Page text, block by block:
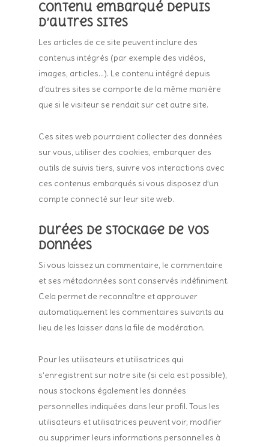
Contenu embarqué depuis
d’autres sites
Les articles de ce site peuvent inclure des
contenus intégrés (par exemple des vidéos,
images, articles…). Le contenu intégré depuis
d’autres sites se comporte de la même manière
que si le visiteur se rendait sur cet autre site.
Ces sites web pourraient collecter des données
sur vous, utiliser des cookies, embarquer des
outils de suivis tiers, suivre vos interactions avec
ces contenus embarqués si vous disposez d’un
compte connecté sur leur site web.
Durées de stockage de vos
données
Si vous laissez un commentaire, le commentaire
et ses métadonnées sont conservés indéfiniment.
Cela permet de reconnaître et approuver
automatiquement les commentaires suivants au
lieu de les laisser dans la file de modération.
Pour les utilisateurs et utilisatrices qui
s’enregistrent sur notre site (si cela est possible),
nous stockons également les données
personnelles indiquées dans leur profil. Tous les
utilisateurs et utilisatrices peuvent voir, modifier
ou supprimer leurs informations personnelles à